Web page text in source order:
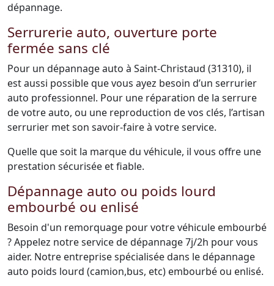
dépannage.
Serrurerie auto, ouverture porte
fermée sans clé
Pour un dépannage auto à Saint-Christaud (31310), il
est aussi possible que vous ayez besoin d’un serrurier
auto professionnel. Pour une réparation de la serrure
de votre auto, ou une reproduction de vos clés, l’artisan
serrurier met son savoir-faire à votre service.
Quelle que soit la marque du véhicule, il vous offre une
prestation sécurisée et fiable.
Dépannage auto ou poids lourd
embourbé ou enlisé
Besoin d'un remorquage pour votre véhicule embourbé
? Appelez notre service de dépannage 7j/2h pour vous
aider. Notre entreprise spécialisée dans le dépannage
auto poids lourd (camion,bus, etc) embourbé ou enlisé.